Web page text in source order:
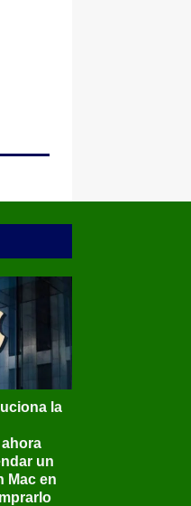
la
un
Mac en